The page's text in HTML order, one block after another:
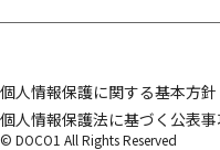
個人情報保護に関する基本方針
個人情報保護法に基づく公表
© DOCO1 All Rights Reserved